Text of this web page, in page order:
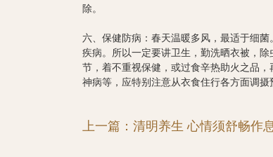
除。
六、保健防病：春天温暖多风，最适于细
疾病。所以一定要讲卫生，勤洗晒衣被，
节，着不重视保健，或过食辛热助火之品
神病等，应特别注意从衣食住行各方面调摄
上一篇：清明养生 心情须舒畅作